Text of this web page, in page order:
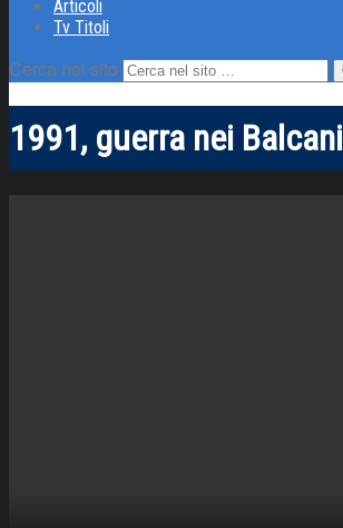
Articoli
Tv Titoli
Cerca nel sito
1991, guerra nei Balcani